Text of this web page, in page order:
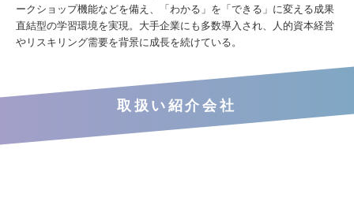
ークショップ機能などを備え、「わかる」を「できる」に変える成果
直結型の学習環境を実現。大手企業にも多数導入され、人的資本経営
やリスキリング需要を背景に成長を続けている。
取扱い紹介会社